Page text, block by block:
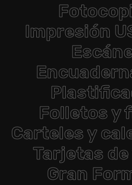
Impresión
Folletos y
Carteles y
Tarjetas
Gran